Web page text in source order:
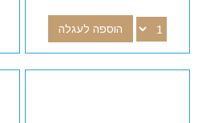
הוספה לעגלה